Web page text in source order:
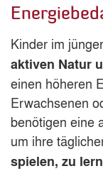
Kinder im
aktiven Natur
einen höheren
Erwachsenen
benötigen eine
um ihre
spielen, zu